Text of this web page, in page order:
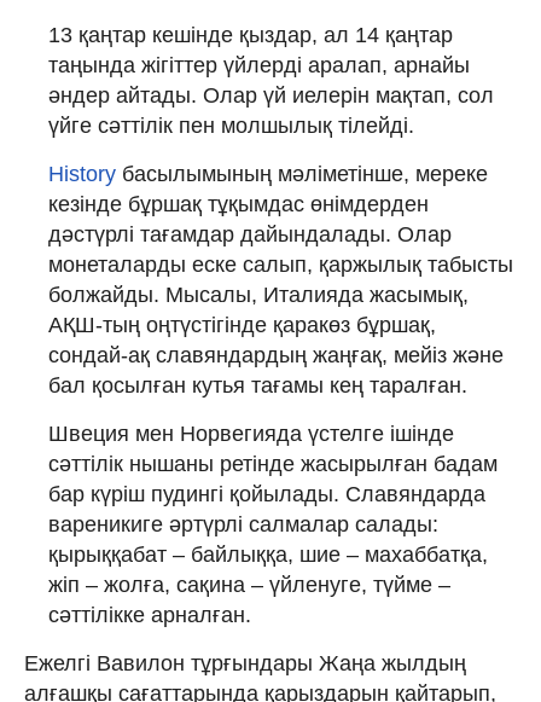
13 қаңтар кешінде қыздар, ал 14 қаңтар
таңында жігіттер үйлерді аралап, арнайы
әндер айтады. Олар үй иелерін мақтап, сол
үйге сәттілік пен молшылық тілейді.
History басылымының мәліметінше, мереке
кезінде бұршақ тұқымдас өнімдерден
дәстүрлі тағамдар дайындалады. Олар
монеталарды еске салып, қаржылық табысты
болжайды. Мысалы, Италияда жасымық,
АҚШ-тың оңтүстігінде қаракөз бұршақ,
сондай-ақ славяндардың жаңғақ, мейіз және
бал қосылған кутья тағамы кең таралған.
Швеция мен Норвегияда үстелге ішінде
сәттілік нышаны ретінде жасырылған бадам
бар күріш пудингі қойылады. Славяндарда
вареникиге әртүрлі салмалар салады:
қырыққабат – байлыққа, шие – махаббатқа,
жіп – жолға, сақина – үйленуге, түйме –
сәттілікке арналған.
Ежелгі Вавилон тұрғындары Жаңа жылдың
алғашқы сағаттарында қарыздарын қайтарып,